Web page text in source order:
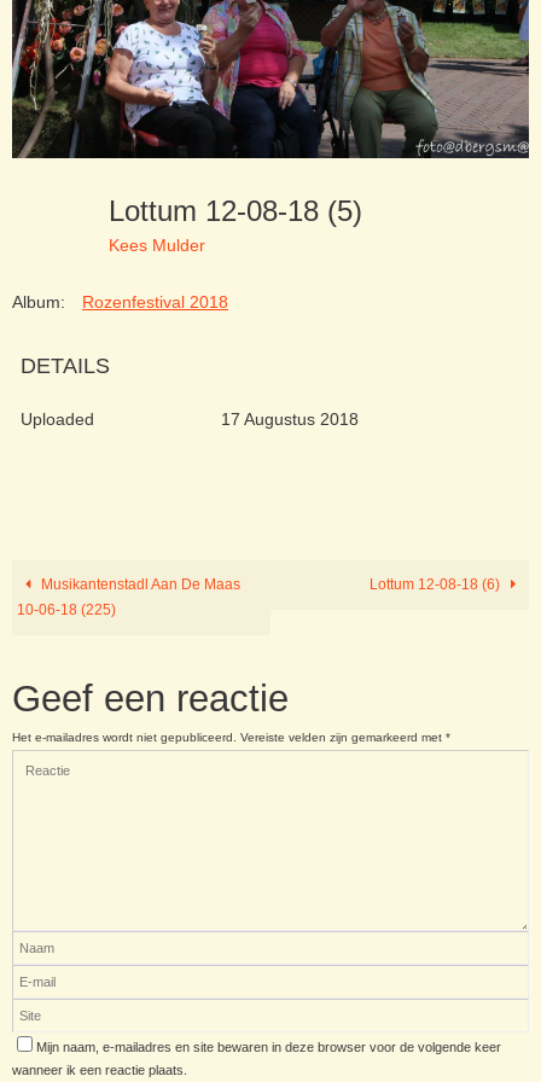
Lottum 12-08-18 (5)
Kees Mulder
Album: Rozenfestival 2018
DETAILS
Uploaded 17 Augustus 2018
Musikantenstadl Aan De Maas
10-06-18 (225)
Lottum 12-08-18 (6)
Geef een reactie
Het e-mailadres wordt niet gepubliceerd. Vereiste velden zijn gemarkeerd met *
Mijn naam, e-mailadres en site bewaren in deze browser voor de volgende keer
wanneer ik een reactie plaats.